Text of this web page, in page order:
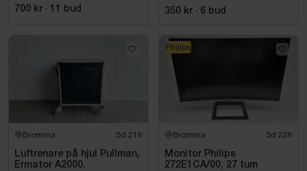
700 kr · 11 bud 350 kr · 6 bud
Bromma 5d 21h
Luftrenare på hjul Pullman,
Ermator A2000.
Bromma 5d 22h
Monitor Philips
272E1CA/00, 27 tum
Philips